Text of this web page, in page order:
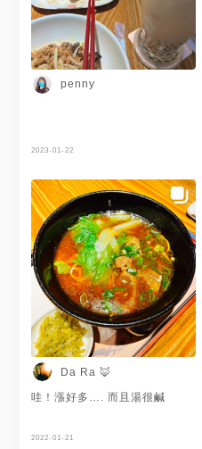
penny
2023-01-22
Da Ra 🦊
哇！漲好多…. 而且湯很鹹
2022-01-21